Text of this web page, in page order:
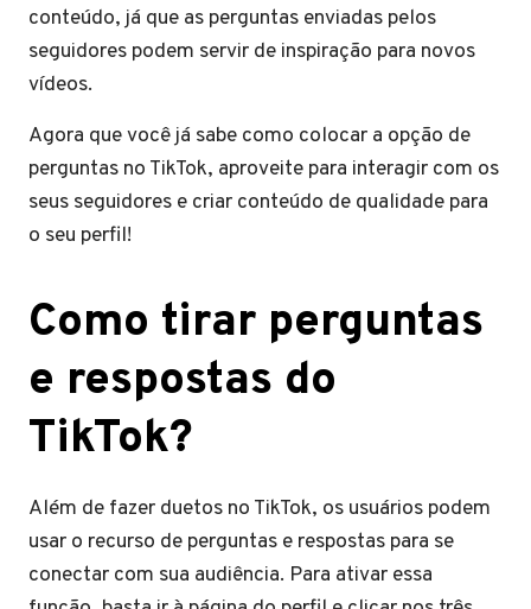
conteúdo, já que as perguntas enviadas pelos
seguidores podem servir de inspiração para novos
vídeos.
Agora que você já sabe como colocar a opção de
perguntas no TikTok, aproveite para interagir com os
seus seguidores e criar conteúdo de qualidade para
o seu perfil!
Como tirar perguntas
e respostas do
TikTok?
Além de fazer duetos no TikTok, os usuários podem
usar o recurso de perguntas e respostas para se
conectar com sua audiência. Para ativar essa